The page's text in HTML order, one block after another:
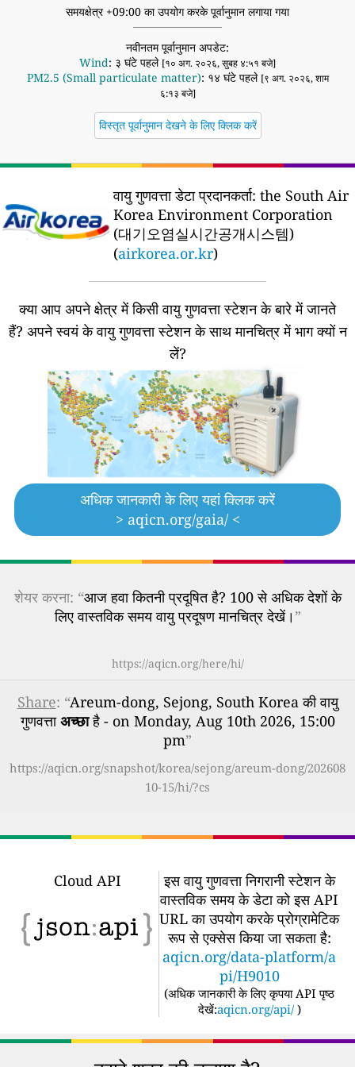
समयक्षेत्र +09:00 का उपयोग करके पूर्वानुमान लगाया गया
नवीनतम पूर्वानुमान अपडेट:
Wind: ३ घंटे पहले [१० अग. २०२६, सुबह ४:५१ बजे]
PM2.5 (Small particulate matter): १४ घंटे पहले [९ अग. २०२६, शाम
६:१३ बजे]
विस्तृत पूर्वानुमान देखने के लिए क्लिक करें
वायु गुणवत्ता डेटा प्रदानकर्ता: the South Air
Korea Environment Corporation
(대기오염실시간공개시스템)
(airkorea.or.kr)
क्या आप अपने क्षेत्र में किसी वायु गुणवत्ता स्टेशन के बारे में जानते
हैं? अपने स्वयं के वायु गुणवत्ता स्टेशन के साथ मानचित्र में भाग क्यों न
लें?
अधिक जानकारी के लिए यहां क्लिक करें
> aqicn.org/gaia/ <
शेयर करना: “आज हवा कितनी प्रदूषित है? 100 से अधिक देशों के
लिए वास्तविक समय वायु प्रदूषण मानचित्र देखें।”
https://aqicn.org/here/hi/
Share: “Areum-dong, Sejong, South Korea की वायु
गुणवत्ताअच्छाहै - on Monday, Aug 10th 2026, 15:00
pm”
https://aqicn.org/snapshot/korea/sejong/areum-dong/202608
10-15/hi/?cs
Cloud API
इस वायु गुणवत्ता निगरानी स्टेशन के
वास्तविक समय के डेटा को इस API
URL का उपयोग करके प्रोग्रामेटिक
रूप से एक्सेस किया जा सकता है:
aqicn.org/data-platform/a
pi/H9010
(अधिक जानकारी के लिए कृपया API पृष्ठ
देखें:aqicn.org/api/ )